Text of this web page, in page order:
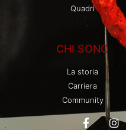
Quadri
CHI SONO
La storia
Carriera
Community